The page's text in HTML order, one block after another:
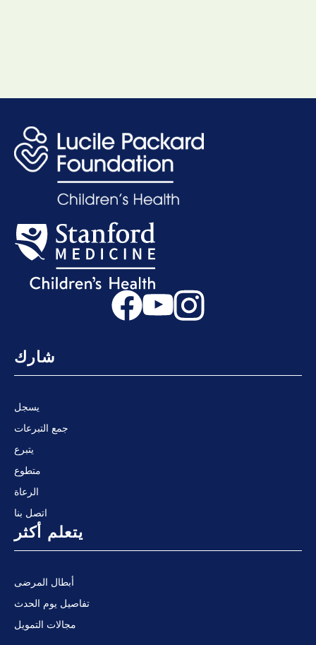
شارك
يسجل
جمع التبرعات
يتبرع
متطوع
الرعاة
اتصل بنا
يتعلم أكثر
أبطال المرضى
تفاصيل يوم الحدث
مجالات التمويل